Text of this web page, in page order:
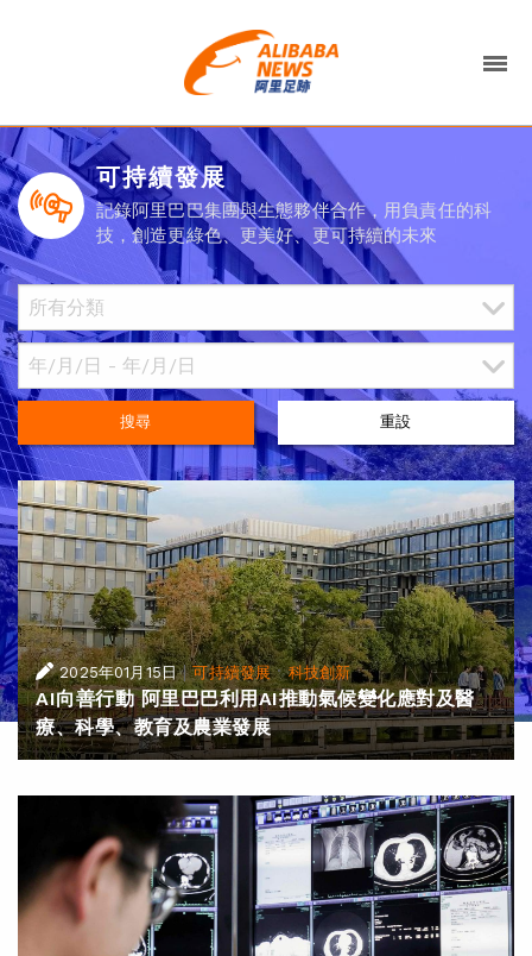
可持續發展
記錄阿里巴巴集團與生態夥伴合作，用負責任的科
技，創造更綠色、更美好、更可持續的未來
搜尋 重設
2025年01月15日 |可持續發展·科技創新
AI向善行動 阿里巴巴利用AI推動氣候變化應對及醫
療、科學、教育及農業發展